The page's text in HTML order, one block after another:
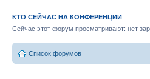
КТО СЕЙЧАС НА КОНФЕРЕНЦИИ
Сейчас этот форум просматривают: нет
Список форумов